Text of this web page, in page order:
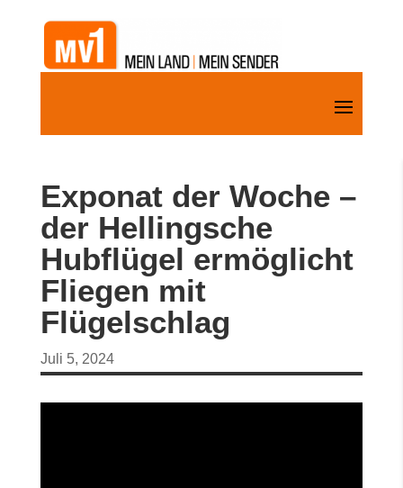
Exponat der Woche –
der Hellingsche
Hubflügel ermöglicht
Fliegen mit
Flügelschlag
Juli 5, 2024